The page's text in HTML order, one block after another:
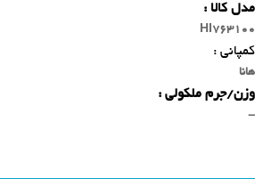
مدل کالا :
HI763100
کمپانی :
هانا
وزن/جرم ملکولی :
-